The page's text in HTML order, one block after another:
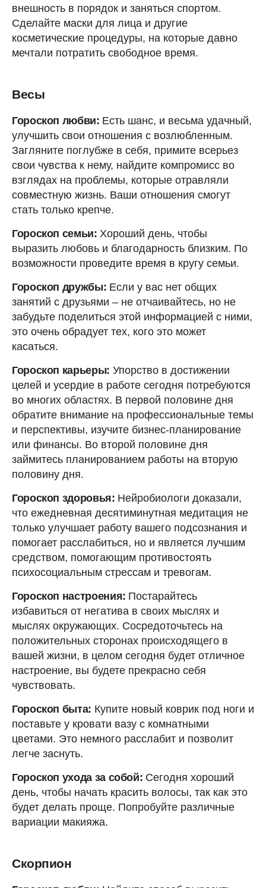
внешность в порядок и заняться спортом.
Сделайте маски для лица и другие
косметические процедуры, на которые давно
мечтали потратить свободное время.
Весы
Гороскоп любви: Есть шанс, и весьма удачный,
улучшить свои отношения с возлюбленным.
Загляните поглубже в себя, примите всерьез
свои чувства к нему, найдите компромисс во
взглядах на проблемы, которые отравляли
совместную жизнь. Ваши отношения смогут
стать только крепче.
Гороскоп семьи: Хороший день, чтобы
выразить любовь и благодарность близким. По
возможности проведите время в кругу семьи.
Гороскоп дружбы: Если у вас нет общих
занятий с друзьями – не отчаивайтесь, но не
забудьте поделиться этой информацией с ними,
это очень обрадует тех, кого это может
касаться.
Гороскоп карьеры: Упорство в достижении
целей и усердие в работе сегодня потребуются
во многих областях. В первой половине дня
обратите внимание на профессиональные темы
и перспективы, изучите бизнес-планирование
или финансы. Во второй половине дня
займитесь планированием работы на вторую
половину дня.
Гороскоп здоровья: Нейробиологи доказали,
что ежедневная десятиминутная медитация не
только улучшает работу вашего подсознания и
помогает расслабиться, но и является лучшим
средством, помогающим противостоять
психосоциальным стрессам и тревогам.
Гороскоп настроения: Постарайтесь
избавиться от негатива в своих мыслях и
мыслях окружающих. Сосредоточьтесь на
положительных сторонах происходящего в
вашей жизни, в целом сегодня будет отличное
настроение, вы будете прекрасно себя
чувствовать.
Гороскоп быта: Купите новый коврик под ноги и
поставьте у кровати вазу с комнатными
цветами. Это немного расслабит и позволит
легче заснуть.
Гороскоп ухода за собой: Сегодня хороший
день, чтобы начать красить волосы, так как это
будет делать проще. Попробуйте различные
вариации макияжа.
Скорпион